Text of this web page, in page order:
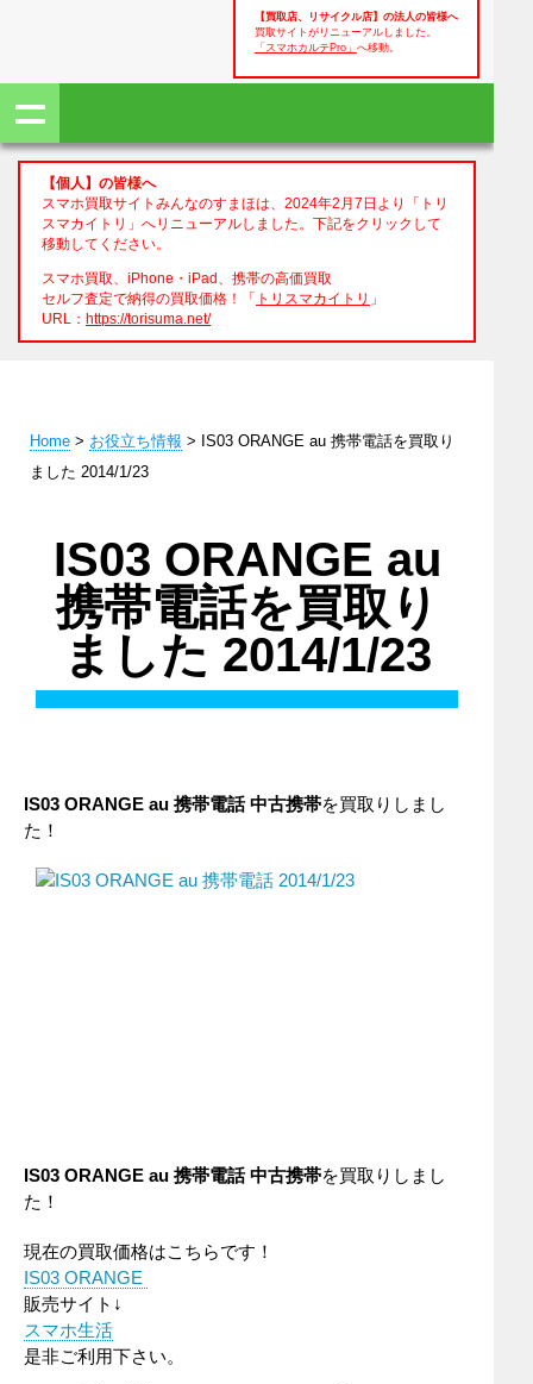
【買取店、リサイクル店】の法人の皆様へ
買取サイトがリニューアルしました。
「スマホカルテPro」 へ移動。
【個人】の皆様へ
スマホ買取サイトみんなのすまほは、2024年2月7日より「トリ
スマカイトリ」へリニューアルしました。下記をクリックして
移動してください。
スマホ買取、iPhone・iPad、携帯の高価買取
セルフ査定で納得の買取価格！「 トリスマカイトリ 」
URL： https://torisuma.net/
Home > お役立ち情報 > IS03 ORANGE au 携帯電話を買取り
ました 2014/1/23
IS03 ORANGE au
携帯電話を買取り
ました 2014/1/23
IS03 ORANGE au 携帯電話中古携帯を買取りしまし
た！
IS03 ORANGE au 携帯電話中古携帯を買取りしまし
た！
現在の買取価格はこちらです！
IS03 ORANGE
販売サイト↓
スマホ生活
是非ご利用下さい。